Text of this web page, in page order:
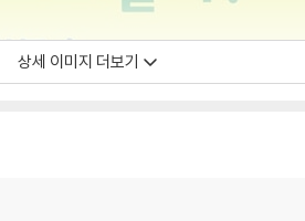
상세 이미지 더보기